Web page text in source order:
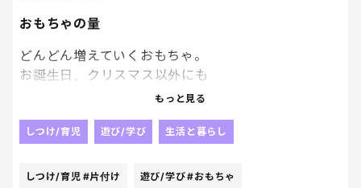
おもちゃの量
どんどん増えていくおもちゃ。
お誕生日、クリスマス以外にも
お友達の手土産でなんやかんや頂く。
加えて私達も何かにつけて
だって喜ぶ顔見たら渡したくなっちゃうんだもん。
もっと見る
しつけ/育児 遊び/学び 生活と暮らし
しつけ/育児 #片付け 遊び/学び#おもちゃ